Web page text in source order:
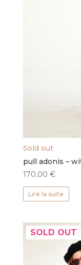
Sold out
pull adonis –
170,00 €
Lire la suite
SOLD OUT